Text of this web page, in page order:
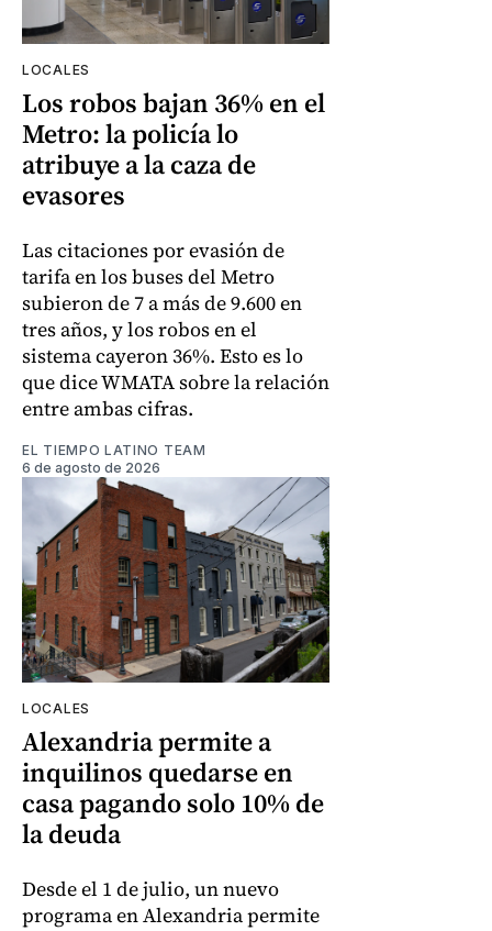
LOCALES
Los robos bajan 36% en el
Metro: la policía lo
atribuye a la caza de
evasores
Las citaciones por evasión de
tarifa en los buses del Metro
subieron de 7 a más de 9.600 en
tres años, y los robos en el
sistema cayeron 36%. Esto es lo
que dice WMATA sobre la relación
entre ambas cifras.
EL TIEMPO LATINO TEAM
6 de agosto de 2026
LOCALES
Alexandria permite a
inquilinos quedarse en
casa pagando solo 10% de
la deuda
Desde el 1 de julio, un nuevo
programa en Alexandria permite